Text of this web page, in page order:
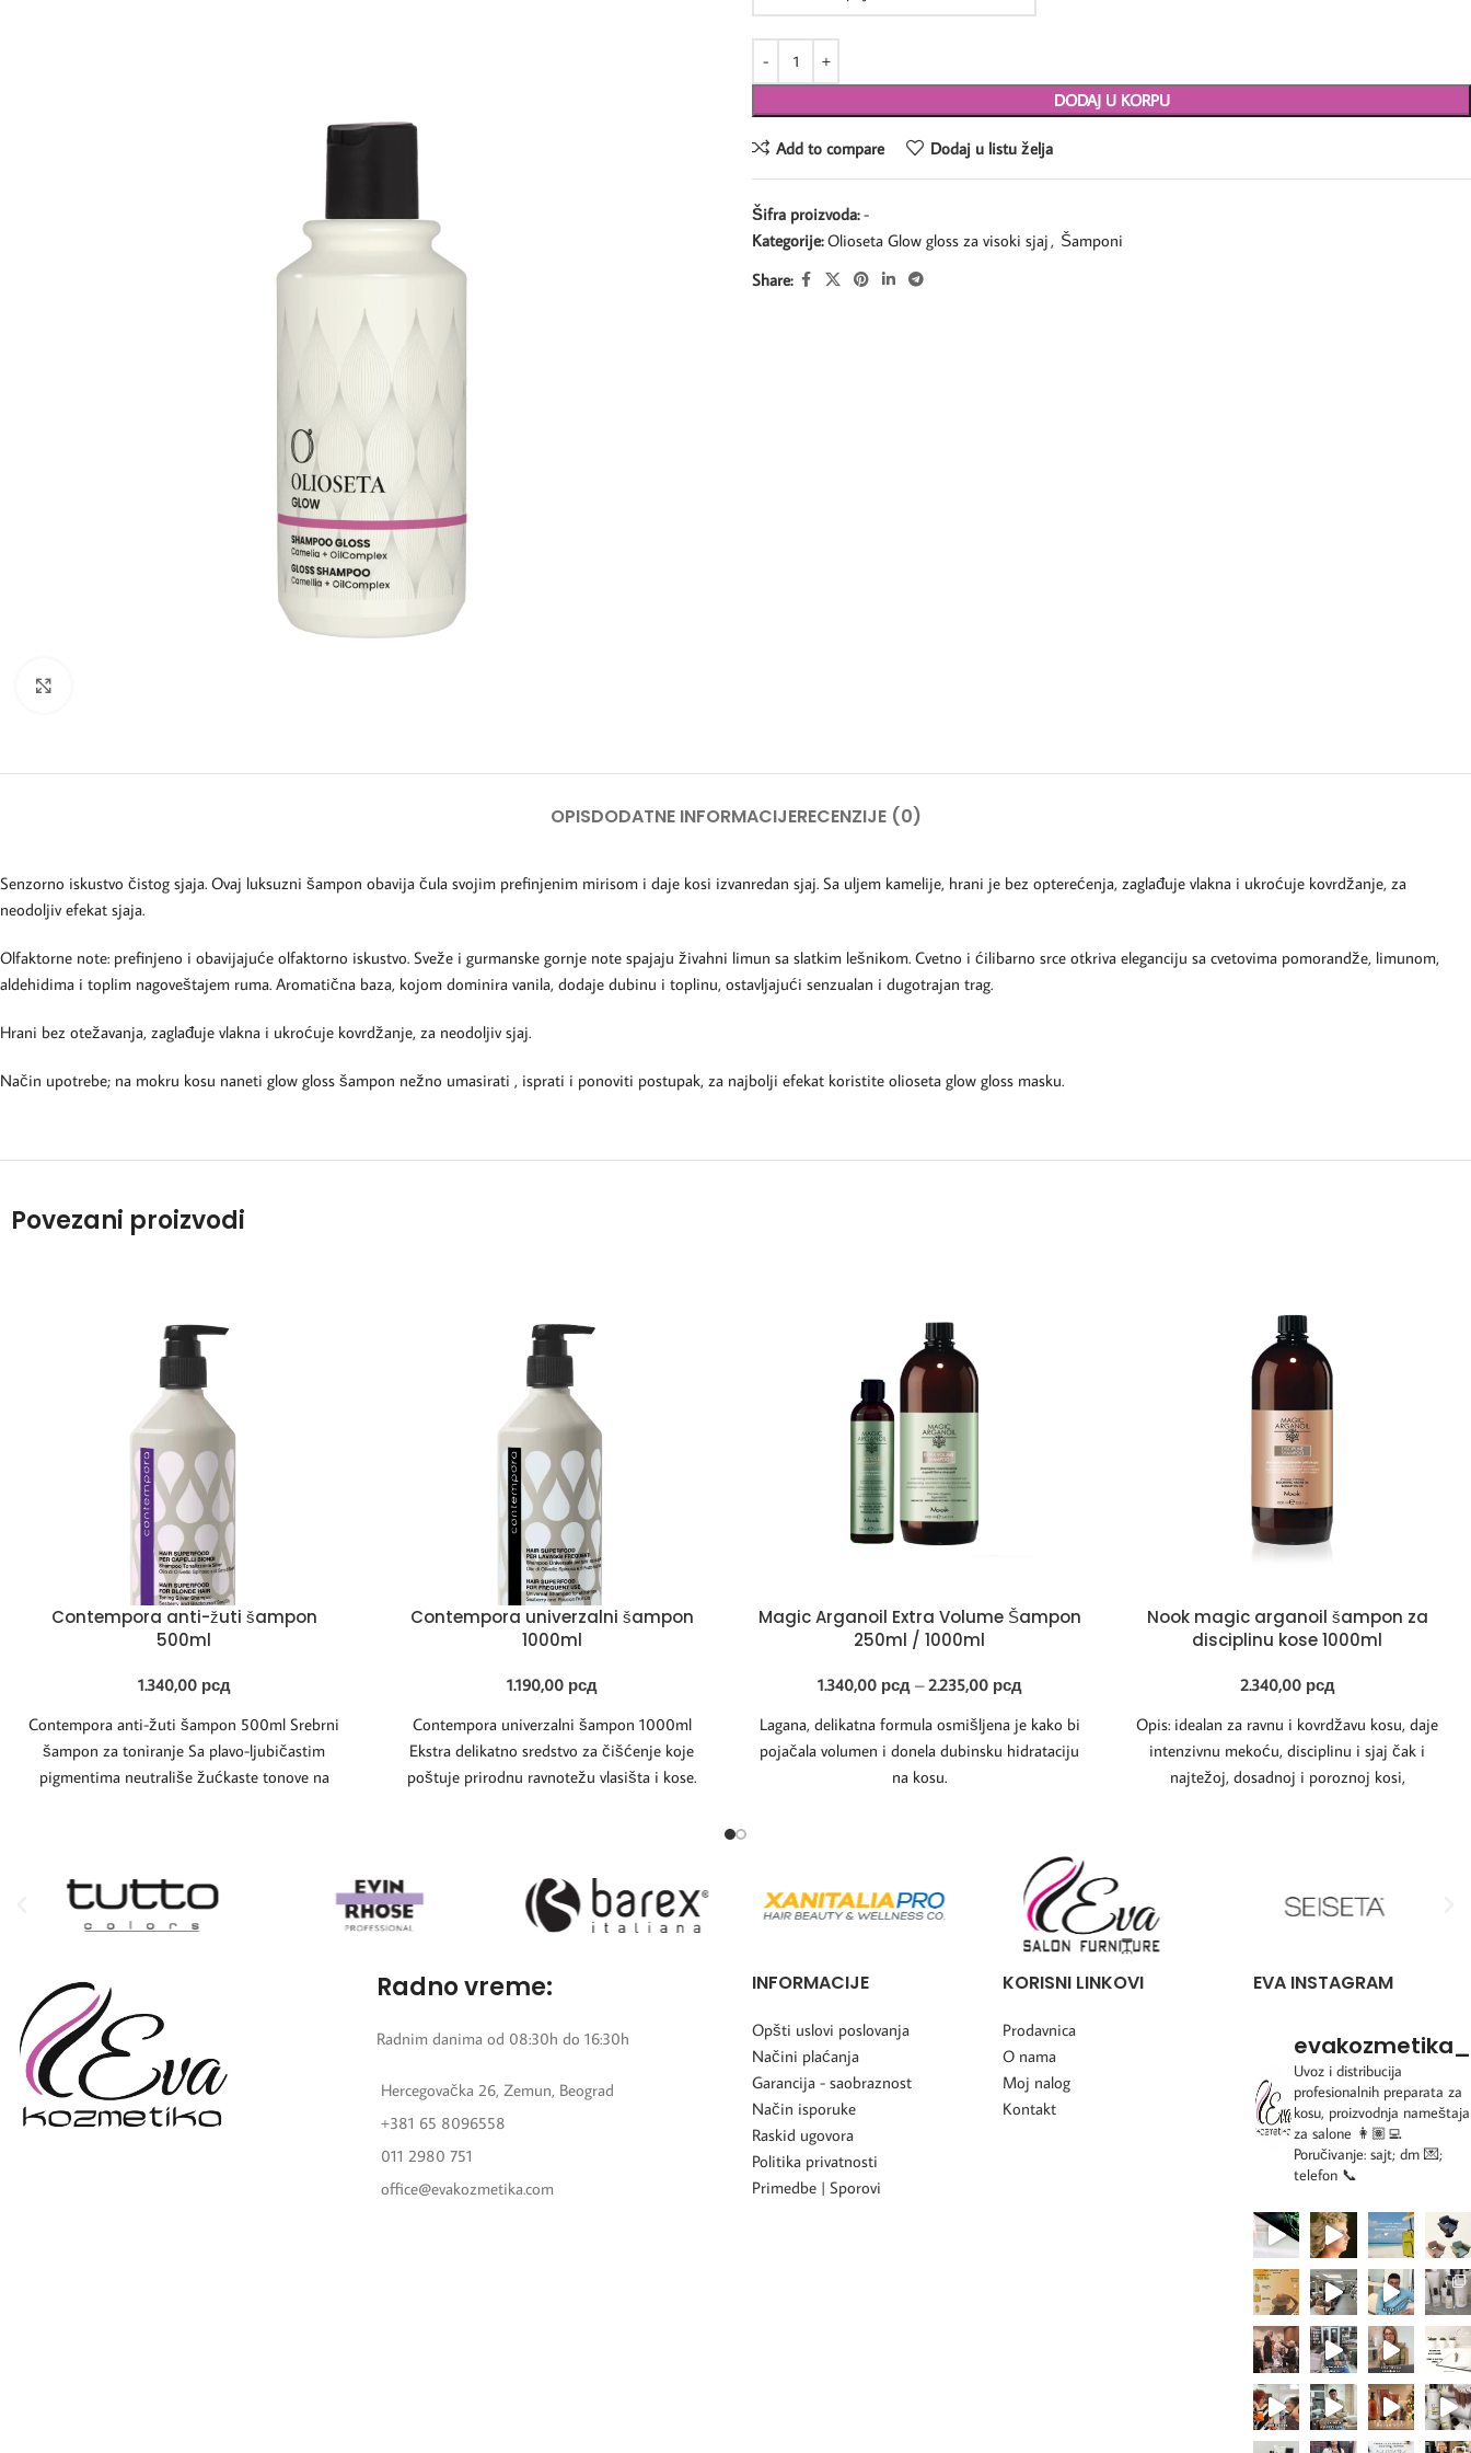
DODAJ U KORPU
Add to compare Dodaj u listu želja
Šifra proizvoda:-
Kategorije: Olioseta Glow gloss za visoki sjaj, Šamponi
Share:
OPISDODATNE INFORMACIJERECENZIJE (0)
Senzorno iskustvo čistog sjaja. Ovaj luksuzni šampon obavija čula svojim prefinjenim mirisom i daje kosi izvanredan sjaj. Sa uljem kamelije, hrani je bez opterećenja, zaglađuje vlakna i ukroćuje kovrdžanje, za
neodoljiv efekat sjaja.
Olfaktorne note: prefinjeno i obavijajuće olfaktorno iskustvo. Sveže i gurmanske gornje note spajaju živahni limun sa slatkim lešnikom. Cvetno i ćilibarno srce otkriva eleganciju sa cvetovima pomorandže, limunom,
aldehidima i toplim nagoveštajem ruma. Aromatična baza, kojom dominira vanila, dodaje dubinu i toplinu, ostavljajući senzualan i dugotrajan trag.
Hrani bez otežavanja, zaglađuje vlakna i ukroćuje kovrdžanje, za neodoljiv sjaj.
Način upotrebe; na mokru kosu naneti glow gloss šampon nežno umasirati , isprati i ponoviti postupak, za najbolji efekat koristite olioseta glow gloss masku.
Povezani proizvodi
Contempora anti-žuti šampon
500ml
1.340,00 рсд
Contempora anti-žuti šampon 500ml Srebrni
šampon za toniranje Sa plavo-ljubičastim
pigmentima neutrališe žućkaste tonove na
Contempora univerzalni šampon
1000ml
1.190,00 рсд
Contempora univerzalni šampon 1000ml
Ekstra delikatno sredstvo za čišćenje koje
poštuje prirodnu ravnotežu vlasišta i kose.
Magic Arganoil Extra Volume Šampon
250ml / 1000ml
1.340,00 рсд – 2.235,00 рсд
Lagana, delikatna formula osmišljena je kako bi
pojačala volumen i donela dubinsku hidrataciju
na kosu.
Nook magic arganoil šampon za
disciplinu kose 1000ml
2.340,00 рсд
Opis: idealan za ravnu i kovrdžavu kosu, daje
intenzivnu mekoću, disciplinu i sjaj čak i
najtežoj, dosadnoj i poroznoj kosi,
Radno vreme:
Radnim danima od 08:30h do 16:30h
Hercegovačka 26, Zemun, Beograd
+381 65 8096558
011 2980 751
office@evakozmetika.com
INFORMACIJE
Opšti uslovi poslovanja
Načini plaćanja
Garancija - saobraznost
Način isporuke
Raskid ugovora
Politika privatnosti
Primedbe | Sporovi
KORISNI LINKOVI
Prodavnica
O nama
Moj nalog
Kontakt
EVA INSTAGRAM
evakozmetika_
Uvoz i distribucija
profesionalnih preparata za
kosu, proizvodnja nameštaja
za salone 👩🏽‍💻
Poručivanje: sajt; dm 💌;
telefon 📞